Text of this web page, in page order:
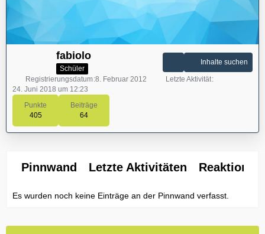
fabiolo
Schüler
Punkte
405
Beiträge
64
Inhalte suchen
Registrierungsdatum 8. Februar 2012
Letzte Aktivität
24. Juni 2018 um 12:23
Pinnwand Letzte Aktivitäten Reaktionen
Es wurden noch keine Einträge an der Pinnwand verfasst.